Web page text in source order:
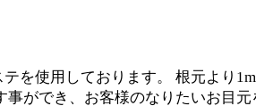
を使用しております。 根元より1
ができ、お客様のなりたいお⽬元